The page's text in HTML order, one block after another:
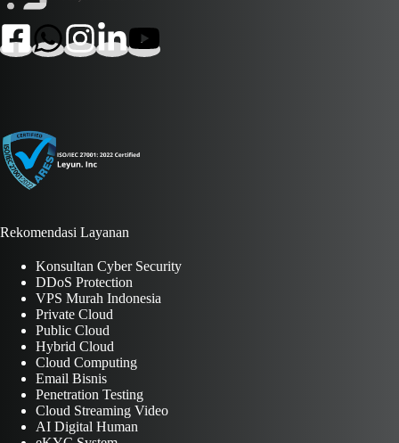
Rekomendasi Layanan
Konsultan Cyber Security
DDoS Protection
VPS Murah Indonesia
Private Cloud
Public Cloud
Hybrid Cloud
Cloud Computing
Email Bisnis
Penetration Testing
Cloud Streaming Video
AI Digital Human